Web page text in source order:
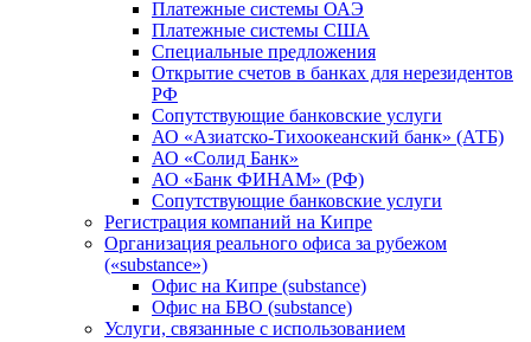
Платежные системы ОАЭ
Платежные системы США
Специальные предложения
Открытие счетов в банках для нерезидентов
РФ
Сопутствующие банковские услуги
АО «Азиатско-Тихоокеанский банк» (АТБ)
АО «Солид Банк»
АО «Банк ФИНАМ» (РФ)
Сопутствующие банковские услуги
Регистрация компаний на Кипре
Организация реального офиса за рубежом
(«substance»)
Офис на Кипре (substance)
Офис на БВО (substance)
Услуги, связанные с использованием